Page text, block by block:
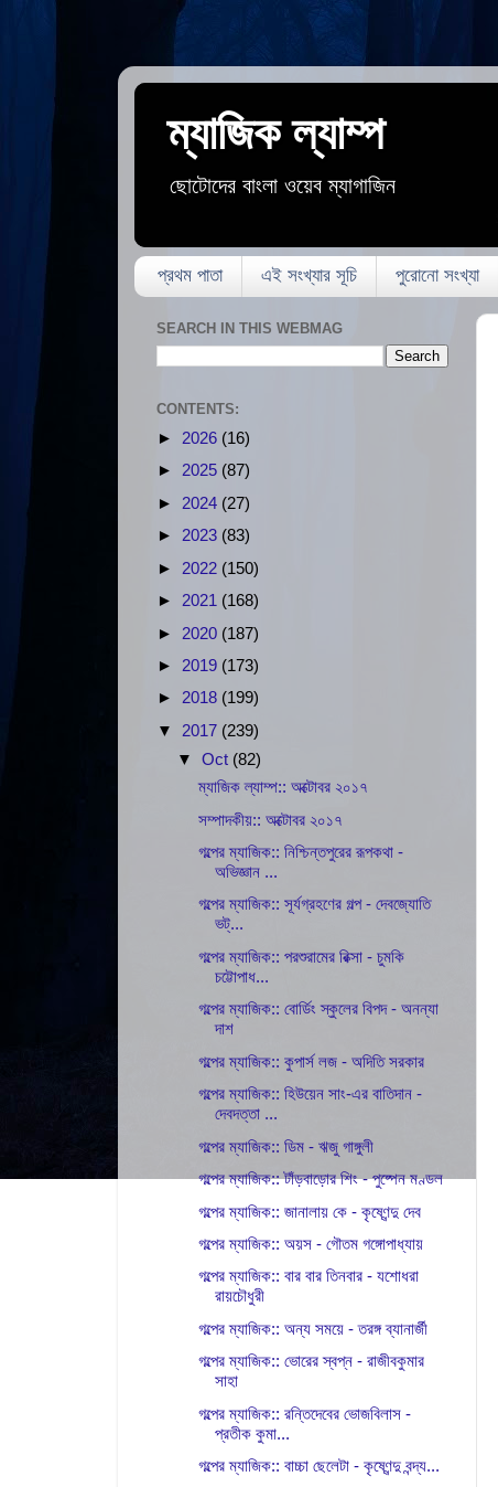
ম্যাজিক ল্যাম্প
ছোটোদের বাংলা ওয়েব ম্যাগাজিন
প্রথম পাতা এই সংখ্যার সূচি পুরোনো সংখ্যা
SEARCH IN THIS WEBMAG
CONTENTS:
► 2026 (16)
► 2025 (87)
► 2024 (27)
► 2023 (83)
► 2022 (150)
► 2021 (168)
► 2020 (187)
► 2019 (173)
► 2018 (199)
▼ 2017 (239)
▼Oct (82)
ম্যাজিক ল্যাম্প:: অক্টোবর ২০১৭
সম্পাদকীয়:: অক্টোবর ২০১৭
গল্পের ম্যাজিক:: নিশ্চিন্তপুরের রূপকথা -
অভিজ্ঞান ...
গল্পের ম্যাজিক:: সূর্যগ্রহণের গল্প - দেবজ্যোতি
ভট্...
গল্পের ম্যাজিক:: পরশুরামের রিক্সা - চুমকি
চট্টোপাধ...
গল্পের ম্যাজিক:: বোর্ডিং স্কুলের বিপদ - অনন্যা
দাশ
গল্পের ম্যাজিক:: কুপার্স লজ - অদিতি সরকার
গল্পের ম্যাজিক:: হিউয়েন সাং-এর বাতিদান -
দেবদত্তা ...
গল্পের ম্যাজিক:: ডিম - ঋজু গাঙ্গুলী
গল্পের ম্যাজিক:: টাঁড়বাড়োর শিং - পুষ্পেন মণ্ডল
গল্পের ম্যাজিক:: জানালায় কে - কৃষ্ণেন্দু দেব
গল্পের ম্যাজিক:: অয়স - গৌতম গঙ্গোপাধ্যায়
গল্পের ম্যাজিক:: বার বার তিনবার - যশোধরা
রায়চৌধুরী
গল্পের ম্যাজিক:: অন্য সময়ে - তরঙ্গ ব্যানার্জী
গল্পের ম্যাজিক:: ভোরের স্বপ্ন - রাজীবকুমার
সাহা
গল্পের ম্যাজিক:: রন্তিদেবের ভোজবিলাস -
প্রতীক কুমা...
গল্পের ম্যাজিক:: বাচ্চা ছেলেটা - কৃষ্ণেন্দু বন্দ্য...